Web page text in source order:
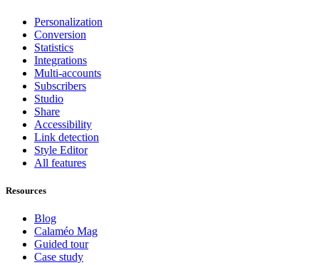
Personalization
Conversion
Statistics
Integrations
Multi-accounts
Subscribers
Studio
Share
Accessibility
Link detection
Style Editor
All features
Resources
Blog
Calaméo Mag
Guided tour
Case study